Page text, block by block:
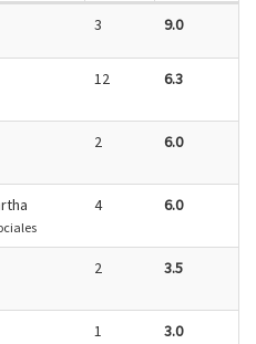
3 9.0
12 6.3
2 6.0
4 6.0
2 3.5
1 3.0